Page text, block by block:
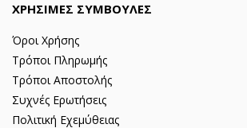
ΧΡΗΣΙΜΕΣ ΣΥΜΒΟΥΛΕΣ
Όροι Χρήσης
Τρόποι Πληρωμής
Τρόποι Αποστολής
Συχνές Ερωτήσεις
Πολιτική Εχεμύθειας